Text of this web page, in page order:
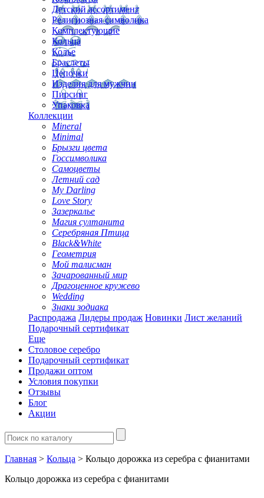
Детский ассортимент
Религиозная символика
Комплектующие
Кольца
Колье
Браслеты
Цепочки
Изделия для мужчин
Пирсинг
Упаковка
Коллекции
Mineral
Minimal
Брызги цвета
Госсимволика
Самоцветы
Летний сад
My Darling
Love Story
Зазеркалье
Магия султанита
Серебряная Птица
Black&White
Геометрия
Мой талисман
Зачарованный мир
Драгоценное кружево
Wedding
Знаки зодиака
Распродажа Лидеры продаж Новинки Лист желаний
Подарочный сертификат
Еще
Столовое серебро
Подарочный сертификат
Продажи оптом
Условия покупки
Отзывы
Блог
Акции
Главная > Кольца > Кольцо дорожка из серебра с фианитами
Кольцо дорожка из серебра с фианитами